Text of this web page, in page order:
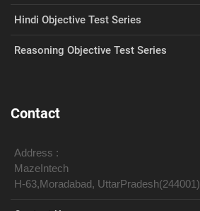
Hindi Objective Test Series
Reasoning Objective Test Series
Contact
Address :
MazeIntech
H-63,Moradabad, UttarPradesh(244001)